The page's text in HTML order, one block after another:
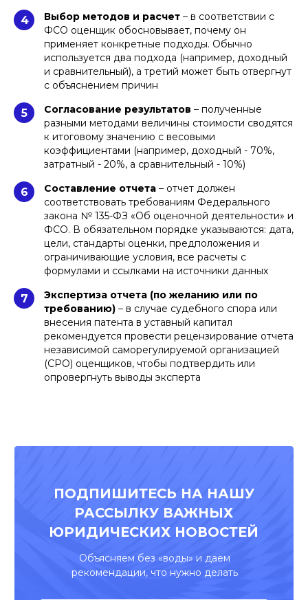
4 Выбор методов и расчет – в соответствии с
ФСО оценщик обосновывает, почему он
применяет конкретные подходы. Обычно
используется два подхода (например, доходный
и сравнительный), а третий может быть отвергнут
с объяснением причин
5 Согласование результатов – полученные
разными методами величины стоимости сводятся
к итоговому значению с весовыми
коэффициентами (например, доходный - 70%,
затратный - 20%, а сравнительный - 10%)
6 Составление отчета – отчет должен
соответствовать требованиям Федерального
закона № 135-ФЗ «Об оценочной деятельности» и
ФСО. В обязательном порядке указываются: дата,
цели, стандарты оценки, предположения и
ограничивающие условия, все расчеты с
формулами и ссылками на источники данных
7
Экспертиза отчета (по желанию или по
требованию) – в случае судебного спора или
внесения патента в уставный капитал
рекомендуется провести рецензирование отчета
независимой саморегулируемой организацией
(СРО) оценщиков, чтобы подтвердить или
опровергнуть выводы эксперта